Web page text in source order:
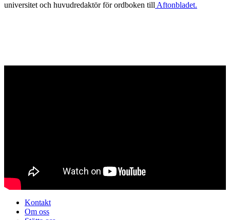
universitet och huvudredaktör för ordboken tillAftonbladet.
Kontakt
Om oss